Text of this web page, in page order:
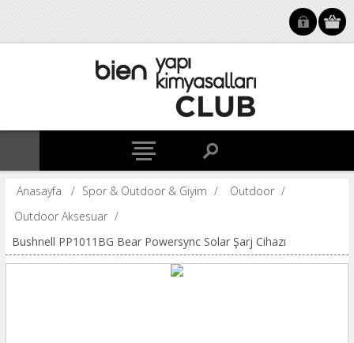
Anasayfa / Spor & Outdoor & Giyim / Outdoor /
Outdoor Aksesuar /
Bushnell PP1011BG Bear Powersync Solar Şarj Cihazı